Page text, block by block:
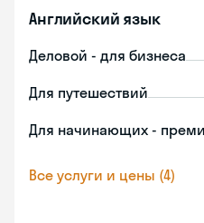
Английский язык
Деловой - для бизнеса
Для путешествий
Для начинающих -
Все услуги и цены (4)